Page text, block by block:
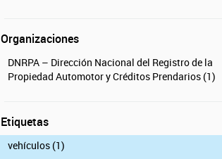
Organizaciones
DNRPA – Dirección Nacional del Registro de la
Propiedad Automotor y Créditos Prendarios (1)
Etiquetas
vehículos (1)